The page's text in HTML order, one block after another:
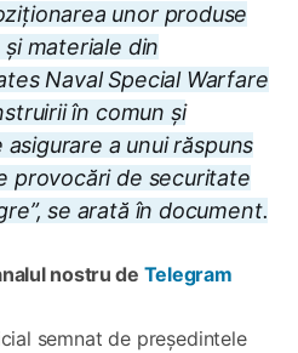
unor produse
materiale din
Naval Special Warfare
în comun și
a unui răspuns
provocări de securitate
se arată în document.
nostru de Telegram
semnat de președintele